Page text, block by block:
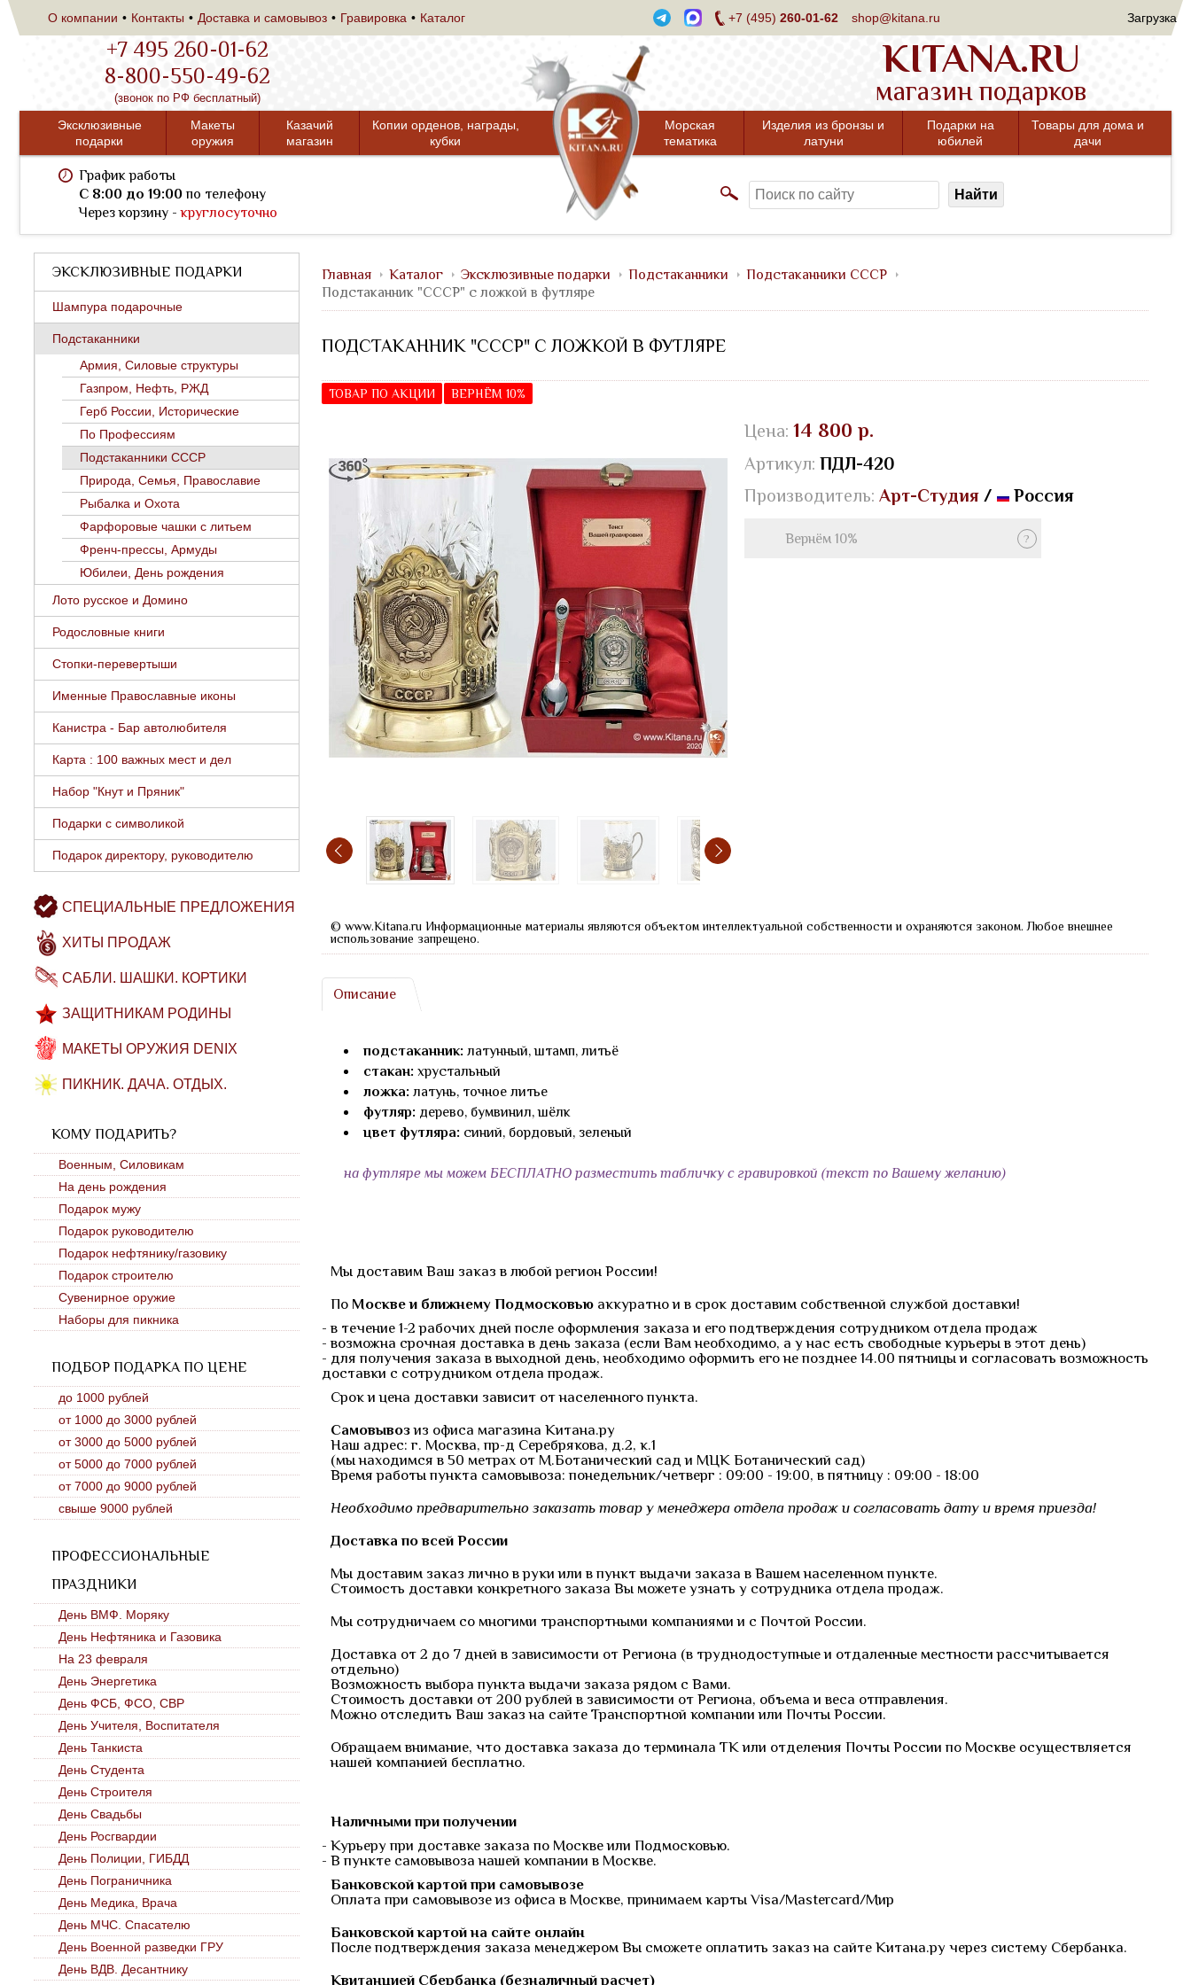
О компании Контакты Доставка и самовывоз Гравировка Каталог +7 (495) 260-01-62 shop@kitana.ru Загрузка
+7 495 260-01-62
8-800-550-49-62
(звонок по РФ бесплатный)
KITANA.RU
магазин подарков
Эксклюзивные
подарки
Макеты
оружия
Казачий
магазин
Копии орденов, награды,
кубки
Морская
тематика
Изделия из бронзы и
латуни
Подарки на
юбилей
Товары для дома и
дачи
График работы
C 8:00 до 19:00по телефону
Через корзину -круглосуточно
Найти
ЭКСКЛЮЗИВНЫЕ ПОДАРКИ
Шампура подарочные
Подстаканники
Армия, Силовые структуры
Газпром, Нефть, РЖД
Герб России, Исторические
По Профессиям
Подстаканники СССР
Природа, Семья, Православие
Рыбалка и Охота
Фарфоровые чашки с литьем
Френч-прессы, Армуды
Юбилеи, День рождения
Лото русское и Домино
Родословные книги
Стопки-перевертыши
Именные Православные иконы
Канистра - Бар автолюбителя
Карта : 100 важных мест и дел
Набор "Кнут и Пряник"
Подарки с символикой
Подарок директору, руководителю
СПЕЦИАЛЬНЫЕ ПРЕДЛОЖЕНИЯ
ХИТЫ ПРОДАЖ
САБЛИ. ШАШКИ. КОРТИКИ
ЗАЩИТНИКАМ РОДИНЫ
МАКЕТЫ ОРУЖИЯ DENIX
ПИКНИК. ДАЧА. ОТДЫХ.
КОМУ ПОДАРИТЬ?
Военным, Силовикам
На день рождения
Подарок мужу
Подарок руководителю
Подарок нефтянику/газовику
Подарок строителю
Сувенирное оружие
Наборы для пикника
ПОДБОР ПОДАРКА ПО ЦЕНЕ
до 1000 рублей
от 1000 до 3000 рублей
от 3000 до 5000 рублей
от 5000 до 7000 рублей
от 7000 до 9000 рублей
свыше 9000 рублей
ПРОФЕССИОНАЛЬНЫЕ
ПРАЗДНИКИ
День ВМФ. Моряку
День Нефтяника и Газовика
На 23 февраля
День Энергетика
День ФСБ, ФСО, СВР
День Учителя, Воспитателя
День Танкиста
День Студента
День Строителя
День Свадьбы
День Росгвардии
День Полиции, ГИБДД
День Пограничника
День Медика, Врача
День МЧС. Спасателю
День Военной разведки ГРУ
День ВДВ. Десантнику
Главная Каталог Эксклюзивные подарки Подстаканники
Подстаканники СССР
Подстаканник "CCCР" с ложкой в футляре
ПОДСТАКАННИК "CCCР" С ЛОЖКОЙ В ФУТЛЯРЕ
ТОВАР ПО АКЦИИ ВЕРНЁМ 10%
Цена: 14 800 р.
Артикул: ПДЛ-420
Производитель: Арт-Студия/ Россия
Вернём 10%
© www.Kitana.ru Информационные материалы являются объектом интеллектуальной собственности и охраняются законом. Любое внешнее
использование запрещено.
Описание
подстаканник: латунный, штамп, литьё
стакан: хрустальный
ложка: латунь, точное литье
футляр: дерево, бумвинил, шёлк
цвет футляра: синий, бордовый, зеленый
на футляре мы можем БЕСПЛАТНО разместить табличку с гравировкой (текст по Вашему желанию)
Мы доставим Ваш заказ в любой регион России!
По Москве и ближнему Подмосковью аккуратно и в срок доставим собственной службой доставки!
- в течение 1-2 рабочих дней после оформления заказа и его подтверждения сотрудником отдела продаж
- возможна срочная доставка в день заказа (если Вам необходимо, а у нас есть свободные курьеры в этот день)
- для получения заказа в выходной день, необходимо оформить его не позднее 14.00 пятницы и согласовать возможность
доставки с сотрудником отдела продаж.
Срок и цена доставки зависит от населенного пункта.
Самовывозиз офиса магазина Китана.ру
Наш адрес: г. Москва, пр-д Серебрякова, д.2, к.1
(мы находимся в 50 метрах от М.Ботанический сад и МЦК Ботанический сад)
Время работы пункта самовывоза: понедельник/четверг : 09:00 - 19:00, в пятницу : 09:00 - 18:00
Необходимо предварительно заказать товар у менеджера отдела продаж и согласовать дату и время приезда!
Доставка по всей России
Мы доставим заказ лично в руки или в пункт выдачи заказа в Вашем населенном пункте.
Стоимость доставки конкретного заказа Вы можете узнать у сотрудника отдела продаж.
Мы сотрудничаем со многими транспортными компаниями и с Почтой России.
Доставка от 2 до 7 дней в зависимости от Региона (в труднодоступные и отдаленные местности рассчитывается
отдельно)
Возможность выбора пункта выдачи заказа рядом с Вами.
Стоимость доставки от 200 рублей в зависимости от Региона, объема и веса отправления.
Можно отследить Ваш заказ на сайте Транспортной компании или Почты России.
Обращаем внимание, что доставка заказа до терминала ТК или отделения Почты России по Москве осуществляется
нашей компанией бесплатно.
Наличными при получении
- Курьеру при доставке заказа по Москве или Подмосковью.
- В пункте самовывоза нашей компании в Москве.
Банковской картой при самовывозе
Оплата при самовывозе из офиса в Москве, принимаем карты Visa/Mastercard/Мир
Банковской картой на сайте онлайн
После подтверждения заказа менеджером Вы сможете оплатить заказ на сайте Китана.ру через систему Сбербанка.
Квитанцией Сбербанка (безналичный расчет)